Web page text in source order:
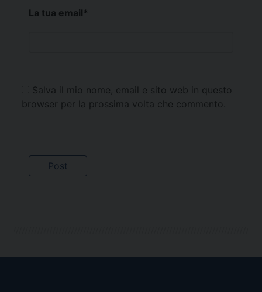
La tua email*
Salva il mio nome, email e sito web in questo
browser per la prossima volta che commento.